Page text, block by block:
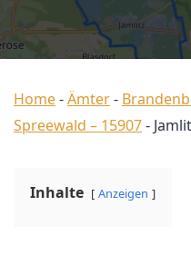
Home-Ämter-
Spreewald – 15907-
Inhalte Anzeigen